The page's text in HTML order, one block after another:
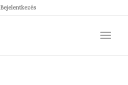
Bejelentkezés